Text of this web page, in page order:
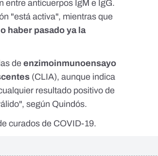
entre anticuerpos IgM e IgG.
"está activa", mientras que
haber pasado ya la
deenzimoinmunoensayo
(CLIA), aunque indica
resultado positivo de
según Quindós.
curados de COVID-19.